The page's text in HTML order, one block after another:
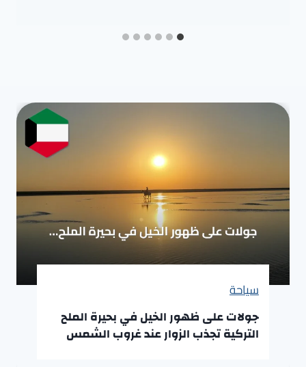
سياحة
جولات على ظهور الخيل في بحيرة الملح
التركية تجذب الزوار عند غروب الشمس